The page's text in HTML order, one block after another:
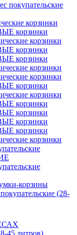
покупательские
корзинки
корзинки
корзинки
корзинки
корзинки
корзинки
корзинки
корзинки
корзинки
корзинки
корзинки
корзинки
корзинки
корзинки
корзины
(28-
45 литров)